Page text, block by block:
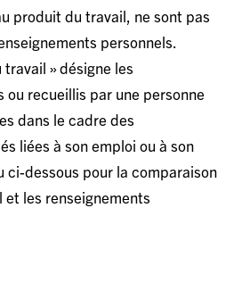
produit du travail, ne sont pas
personnels.
» désigne les
ou recueillis par une personne
dans le cadre des
liées à son emploi ou à son
ci-dessous pour la comparaison
les renseignements